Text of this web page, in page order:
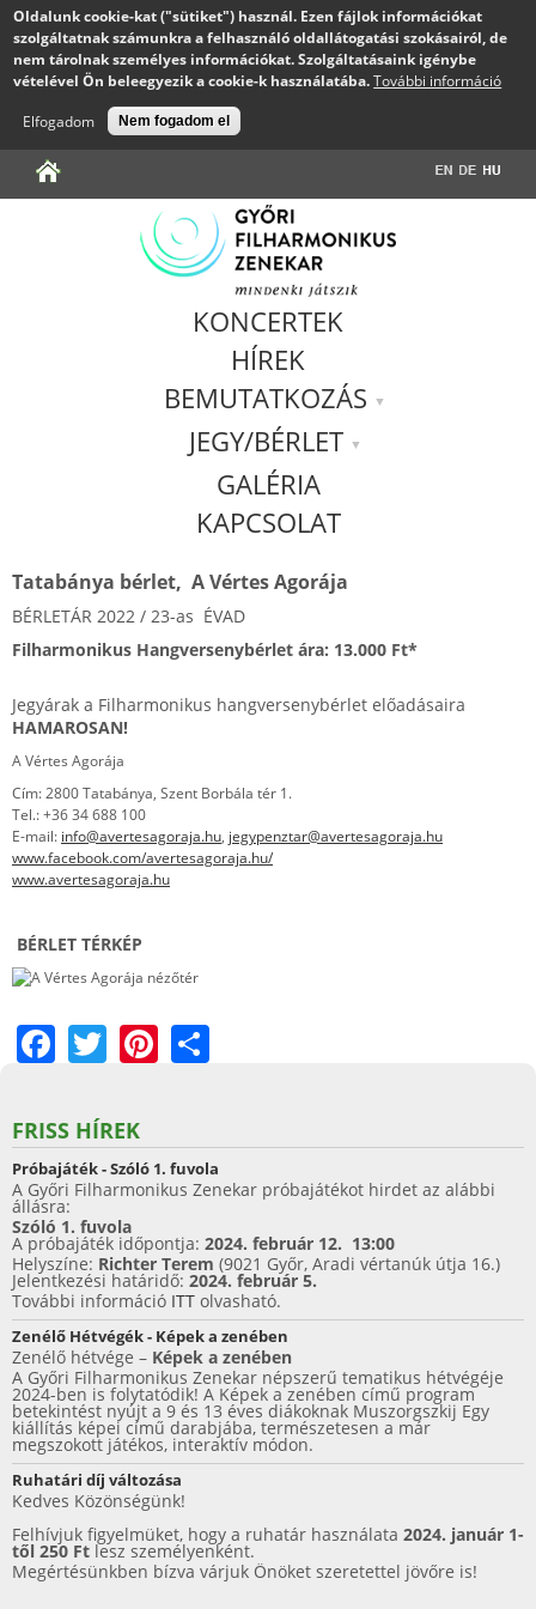
Oldalunk cookie-kat ("sütiket") használ. Ezen fájlok információkat
szolgáltatnak számunkra a felhasználó oldallátogatási szokásairól, de
nem tárolnak személyes információkat. Szolgáltatásaink igénybe
vételével Ön beleegyezik a cookie-k használatába.További információ
Elfogadom
Nem fogadom el
KONCERTEK
HÍREK
BEMUTATKOZÁS
JEGY/BÉRLET
GALÉRIA
KAPCSOLAT
Tatabánya bérlet, A Vértes Agorája
BÉRLETÁR 2022 / 23-as ÉVAD
Filharmonikus Hangversenybérlet ára: 13.000 Ft*
Jegyárak a Filharmonikus hangversenybérlet előadásaira
HAMAROSAN!
A Vértes Agorája
Cím: 2800 Tatabánya, Szent Borbála tér 1.
Tel.: +36 34 688 100
E-mail: info@avertesagoraja.hu, jegypenztar@avertesagoraja.hu
www.facebook.com/avertesagoraja.hu/
www.avertesagoraja.hu
BÉRLET TÉRKÉP
F
a
c
e
b
o
o
k
T
w
itt
er
Pi
nt
e
st
e
FRISS HÍREK
Próbajáték - Szóló 1. fuvola
A Győri Filharmonikus Zenekar próbajátékot hirdet az alábbi
állásra:
Szóló 1. fuvola
A próbajáték időpontja: 2024. február 12. 13:00
Helyszíne: Richter Terem (9021 Győr, Aradi vértanúk útja 16.)
Jelentkezési határidő: 2024. február 5.
További információ ITT olvasható.
Zenélő Hétvégék - Képek a zenében
Zenélő hétvége – Képek a zenében
A Győri Filharmonikus Zenekar népszerű tematikus hétvégéje
2024-ben is folytatódik! A Képek a zenében című program
betekintést nyújt a 9 és 13 éves diákoknak Muszorgszkij Egy
kiállítás képei című darabjába, természetesen a már
megszokott játékos, interaktív módon.
Ruhatári díj változása
Kedves Közönségünk!
Felhívjuk figyelmüket, hogy a ruhatár használata 2024. január 1-
től 250 Ft lesz személyenként.
Megértésünkben bízva várjuk Önöket szeretettel jövőre is!